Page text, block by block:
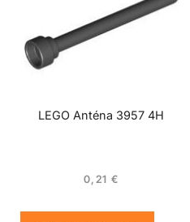
LEGO Anténa 3957 4H
0,21 €